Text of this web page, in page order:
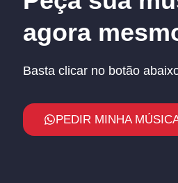
agora
Basta clicar no botão
PEDIR MINHA